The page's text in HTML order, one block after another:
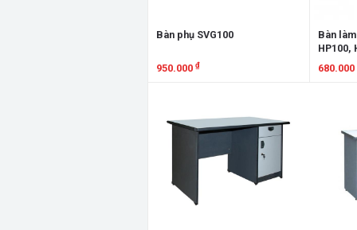
Bàn phụ SVG100
950.000 ₫
Bàn
HP100,
HP160,
680.000